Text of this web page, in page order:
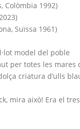
Colòmbia 1992)
Suïssa 1961)
model del poble
per totes les mares
criatura d’ulls
mira això! Era el